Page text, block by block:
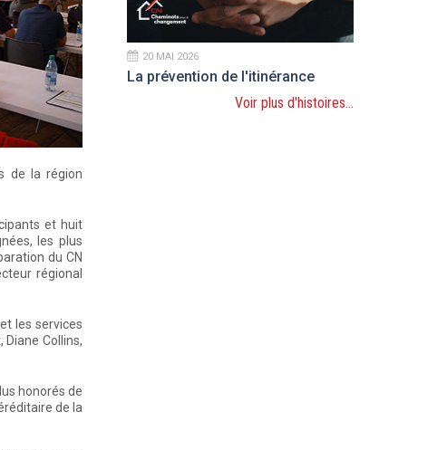
de la région
et huit
les plus
du CN
régional
les services
Collins,
honorés de
de la
20 MAI 2026
La prévention de l'itinérance
Voir plus d'histoires...